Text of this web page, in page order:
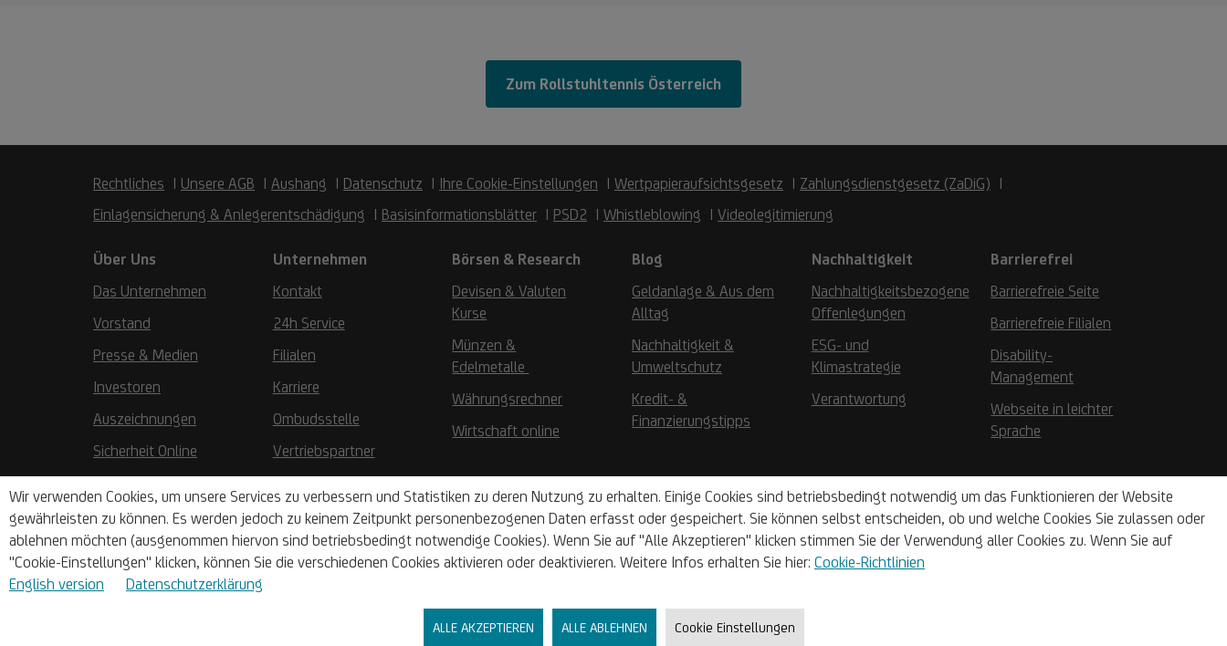
Wir verwenden Cookies, um unsere Services zu verbessern und Statistiken zu deren Nutzung zu erhalten. Einige Cookies sind betriebsbedingt notwendig um das Funktionieren der Website
gewährleisten zu können. Es werden jedoch zu keinem Zeitpunkt personenbezogenen Daten erfasst oder gespeichert. Sie können selbst entscheiden, ob und welche Cookies Sie zulassen oder
ablehnen möchten (ausgenommen hiervon sind betriebsbedingt notwendige Cookies). Wenn Sie auf "Alle Akzeptieren" klicken stimmen Sie der Verwendung aller Cookies zu. Wenn Sie auf
"Cookie-Einstellungen" klicken, können Sie die verschiedenen Cookies aktivieren oder deaktivieren. Weitere Infos erhalten Sie hier: Cookie-Richtlinien
English version
Datenschutzerklärung
ALLE AKZEPTIEREN ALLE ABLEHNEN Cookie Einstellungen
Zum Rollstuhltennis Österreich
Rechtliches Unsere AGB Aushang Datenschutz Ihre Cookie-Einstellungen Wertpapieraufsichtsgesetz
Zahlungsdienstgesetz (ZaDiG)
Einlagensicherung & Anlegerentschädigung
Basisinformationsblätter PSD2 Whistleblowing Videolegitimierung
Über Uns
Das Unternehmen
Vorstand
Presse & Medien
Investoren
Auszeichnungen
Sicherheit Online
Unternehmen
Kontakt
24h Service
Filialen
Karriere
Ombudsstelle
Vertriebspartner
Börsen & Research
Devisen & Valuten
Kurse
Münzen &
Edelmetalle
Währungsrechner
Wirtschaft online
Blog
Geldanlage & Aus dem
Alltag
Nachhaltigkeit &
Umweltschutz
Kredit- &
Finanzierungstipps
Nachhaltigkeit
Nachhaltigkeitsbezogene
Offenlegungen
ESG- und
Klimastrategie
Verantwortung
Barrierefrei
Barrierefreie Seite
Barrierefreie Filialen
Disability-
Management
Webseite in leichter
Sprache
© 2026 UniCredit Bank Austria AG